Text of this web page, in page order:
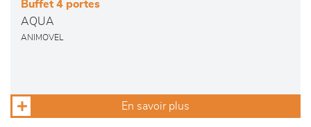
Buffet 4 portes
AQUA
ANIMOVEL
En savoir plus